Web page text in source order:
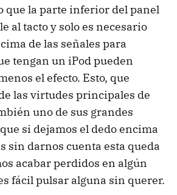
que la parte inferior del panel
al tacto y solo es necesario
de las señales para
tengan un iPod pueden
el efecto. Esto, que
las virtudes principales de
uno de sus grandes
si dejamos el dedo encima
sin darnos cuenta esta queda
acabar perdidos en algún
fácil pulsar alguna sin querer.